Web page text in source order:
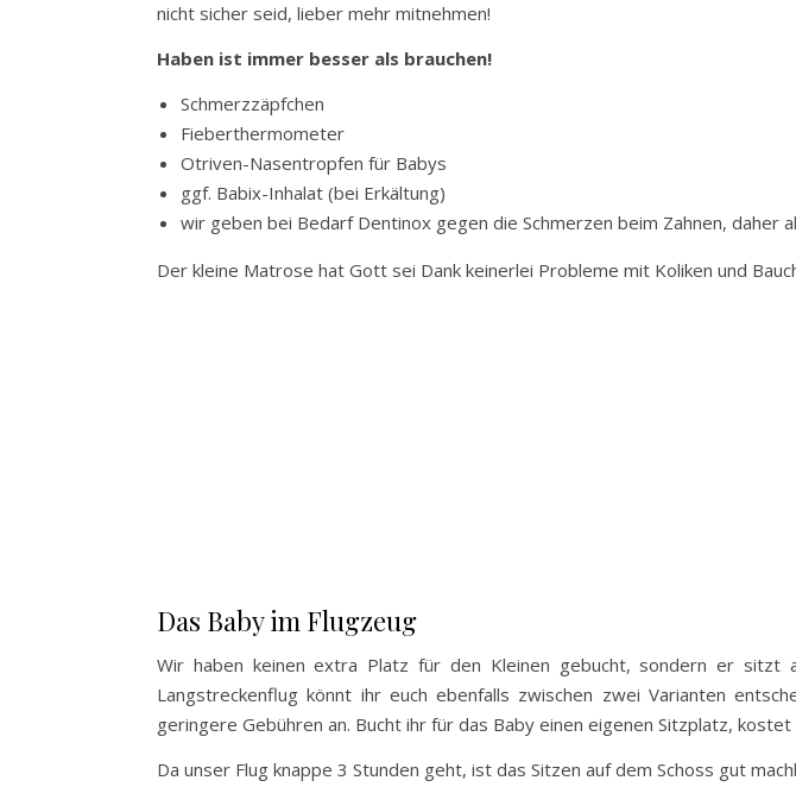
nicht sicher seid, lieber mehr mitnehmen!
Haben ist immer besser als brauchen!
Schmerzzäpfchen
Fieberthermometer
Otriven-Nasentropfen für Babys
ggf. Babix-Inhalat (bei Erkältung)
wir geben bei Bedarf Dentinox gegen die Schmerzen beim Zahnen, daher
Der kleine Matrose hat Gott sei Dank keinerlei Probleme mit Koliken und
Das Baby im Flugzeug
Wir haben keinen extra Platz für den Kleinen gebucht, sondern er sitzt
Langstreckenflug könnt ihr euch ebenfalls zwischen zwei Varianten
geringere Gebühren an. Bucht ihr für das Baby einen eigenen Sitzplatz,
Da unser Flug knappe 3 Stunden geht, ist das Sitzen auf dem Schoss gut